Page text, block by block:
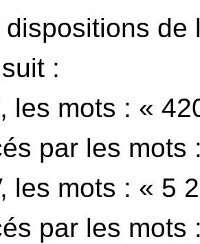
dispositions de
:
les mots : «
par les mots
les mots : « 5
par les mots